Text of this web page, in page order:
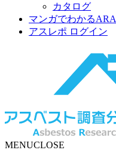
カタログ
マンガでわかるARA
アスレポ ログイン
MENUCLOSE